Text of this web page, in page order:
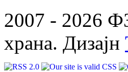
2007 - 2026
храна. Дизајн